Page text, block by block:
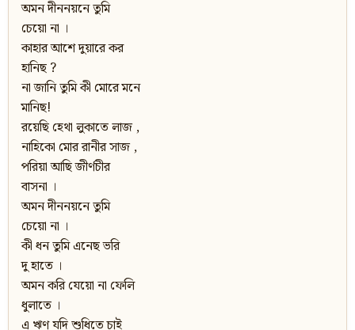
অমন দীননয়নে তুমি
চেয়ো না ।
কাহার আশে দুয়ারে কর
হানিছ ?
না জানি তুমি কী মোরে মনে
মানিছ!
রয়েছি হেথা লুকাতে লাজ ,
নাহিকো মোর রানীর সাজ ,
পরিয়া আছি জীর্ণচীর
বাসনা ।
অমন দীননয়নে তুমি
চেয়ো না ।
কী ধন তুমি এনেছ ভরি
দু হাতে ।
অমন করি যেয়ো না ফেলি
ধুলাতে ।
এ ঋণ যদি শুধিতে চাই